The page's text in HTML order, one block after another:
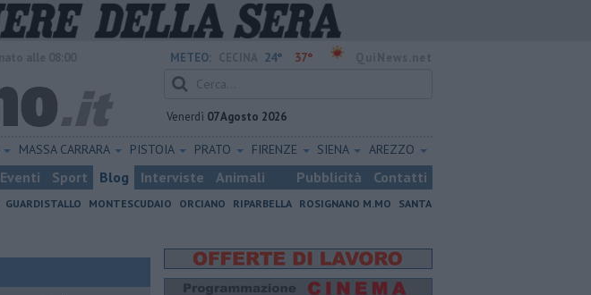
METEO: 24° 37°
Venerdì 07 Agosto 2026
MASSA CARRARA PISTOIA PRATO FIRENZE SIENA AREZZO
Eventi Sport Blog Interviste Animali Pubblicità Contatti
GUARDISTALLO MONTESCUDAIO ORCIANO RIPARBELLA ROSIGNANO M.MO
SANTA